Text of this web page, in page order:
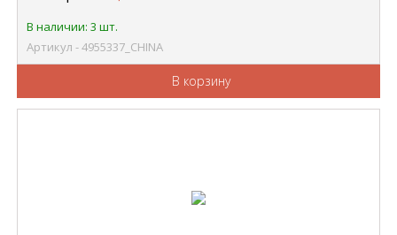
В наличии: 3 шт.
Артикул - 4955337_CHINA
В корзину